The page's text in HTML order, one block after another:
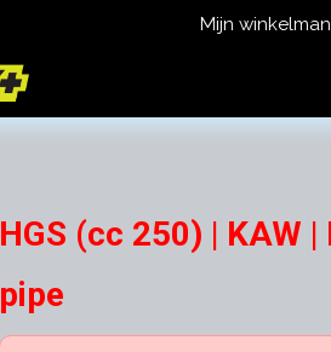
Mijn
HGS (cc 250) | KAW
pipe